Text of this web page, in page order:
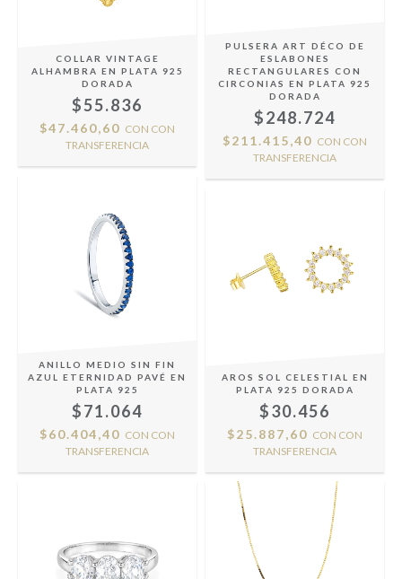
COLLAR VINTAGE
ALHAMBRA EN PLATA 925
DORADA
$55.836
$47.460,60 CON CON
TRANSFERENCIA
PULSERA ART DÉCO DE
ESLABONES
RECTANGULARES CON
CIRCONIAS EN PLATA 925
DORADA
$248.724
$211.415,40 CON CON
TRANSFERENCIA
ANILLO MEDIO SIN FIN
AZUL ETERNIDAD PAVÉ EN
PLATA 925
$71.064
$60.404,40 CON CON
TRANSFERENCIA
AROS SOL CELESTIAL EN
PLATA 925 DORADA
$30.456
$25.887,60 CON CON
TRANSFERENCIA